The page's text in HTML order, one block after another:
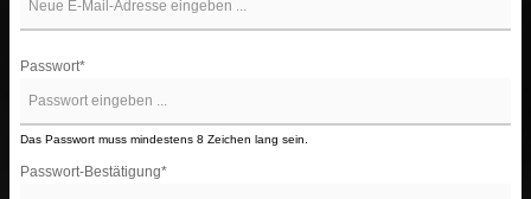
Passwort*
Das Passwort muss mindestens 8 Zeichen lang sein.
Passwort-Bestätigung*